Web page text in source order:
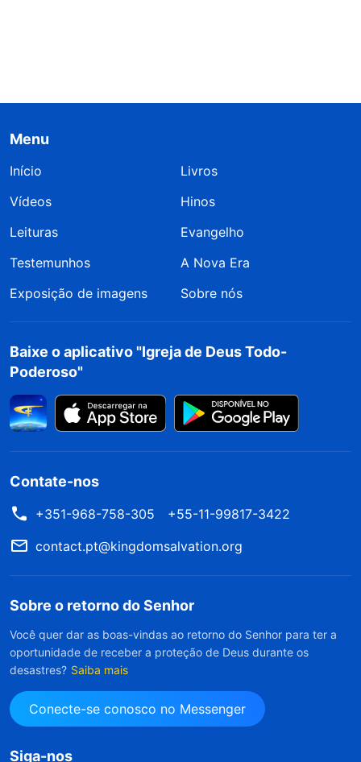
Menu
Início
Livros
Vídeos
Hinos
Leituras
Evangelho
Testemunhos
A Nova Era
Exposição de imagens
Sobre nós
Baixe o aplicativo "Igreja de Deus Todo-
Poderoso"
Contate-nos
+351-968-758-305
+55-11-99817-3422
contact.pt@kingdomsalvation.org
Sobre o retorno do Senhor
Você quer dar as boas-vindas ao retorno do Senhor para ter a
oportunidade de receber a proteção de Deus durante os
desastres? Saiba mais
Conecte-se conosco no Messenger
Siga-nos